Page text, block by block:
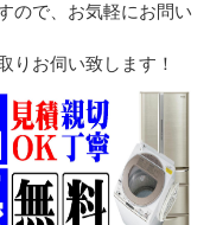
ので、お気軽にお問い
りお伺い致します！